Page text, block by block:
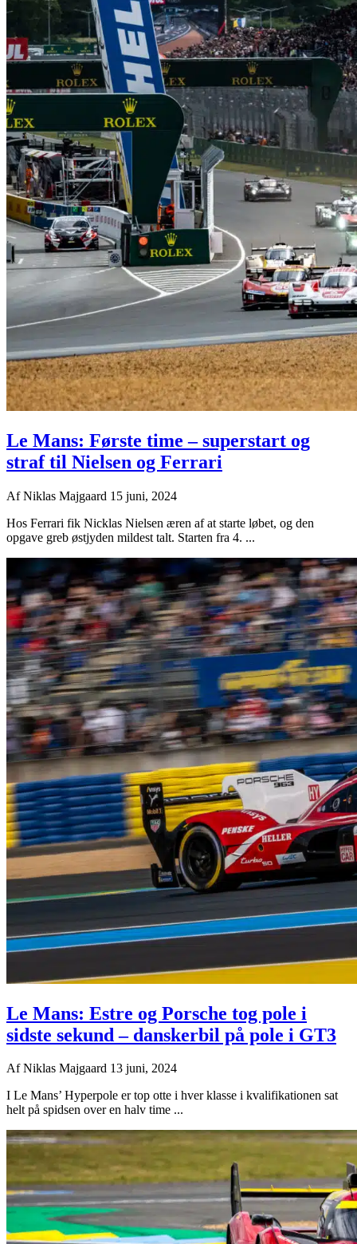
Le Mans: Første time – superstart og
straf til Nielsen og Ferrari
AfNiklas Majgaard 15 juni, 2024
Hos Ferrari fik Nicklas Nielsen æren af at starte løbet, og den
opgave greb østjyden mildest talt. Starten fra 4. ...
Le Mans: Estre og Porsche tog pole i
sidste sekund – danskerbil på pole i GT3
AfNiklas Majgaard 13 juni, 2024
I Le Mans’ Hyperpole er top otte i hver klasse i kvalifikationen sat
helt på spidsen over en halv time ...